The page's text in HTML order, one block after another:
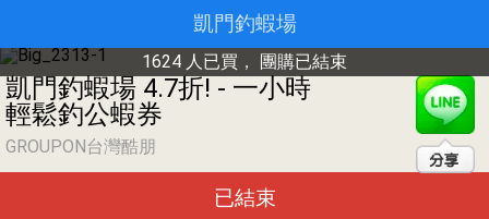
凱門釣蝦場
1624 人已買， 團購已結束
凱門釣蝦場 4.7折! - 一小時
輕鬆釣公蝦券
GROUPON台灣酷朋
已結束